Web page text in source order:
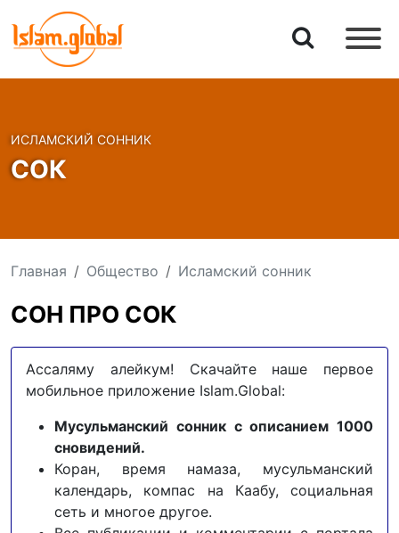
ИСЛАМСКИЙ СОННИК
СОК
Главная Общество Исламский сонник
СОН ПРО СОК
Ассаляму алейкум! Скачайте наше первое
мобильное приложение Islam.Global:
Мусульманский сонник с описанием 1000
сновидений.
Коран, время намаза, мусульманский
календарь, компас на Каабу, социальная
сеть и многое другое.